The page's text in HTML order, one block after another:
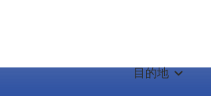
目的地